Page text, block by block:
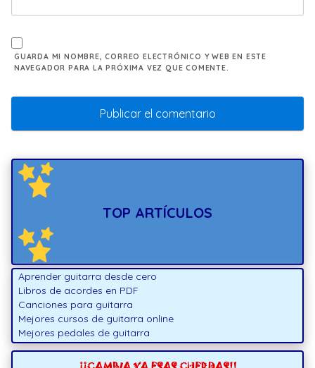
GUARDA MI NOMBRE, CORREO ELECTRÓNICO Y WEB EN ESTE
NAVEGADOR PARA LA PRÓXIMA VEZ QUE COMENTE.
TOP ARTÍCULOS
Aprender guitarra desde cero
Libros de acordes en PDF
Canciones para guitarra
Mejores cursos de guitarra online
Mejores pedales de guitarra